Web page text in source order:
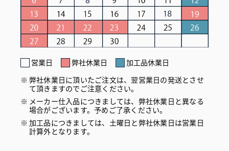
営業日 弊社休業日
加工品休業日
弊社休業日に頂いたご注文は、翌営業日の発送とさせ
て頂きますのでご注意ください。
メーカー仕入品につきましては、弊社休業日と異なる
場合がございます。予めご了承ください。
加工品につきましては、土曜日と弊社休業日は営業日
計算外となります。